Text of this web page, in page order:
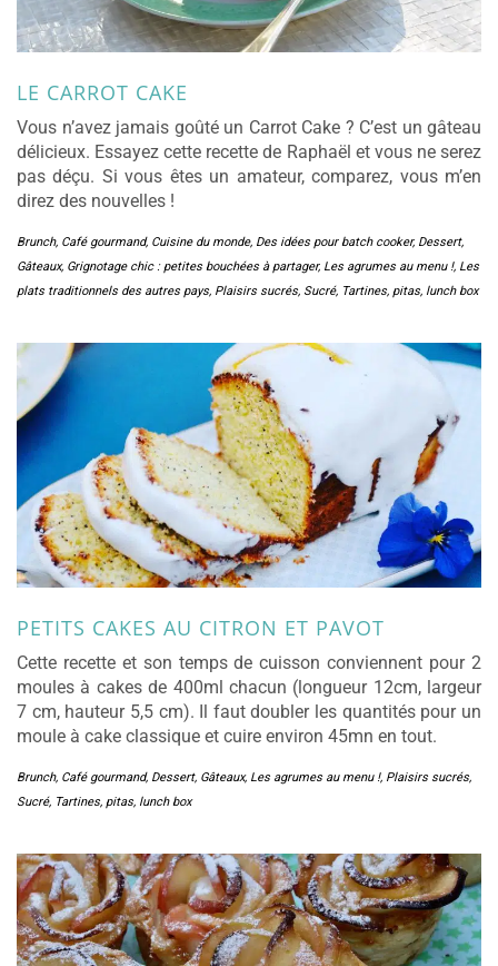
LE CARROT CAKE
Vous n’avez jamais goûté un Carrot Cake ? C’est un gâteau
délicieux. Essayez cette recette de Raphaël et vous ne serez
pas déçu. Si vous êtes un amateur, comparez, vous m’en
direz des nouvelles !
Brunch, Café gourmand, Cuisine du monde, Des idées pour batch cooker, Dessert,
Gâteaux, Grignotage chic : petites bouchées à partager, Les agrumes au menu !, Les
plats traditionnels des autres pays, Plaisirs sucrés, Sucré, Tartines, pitas, lunch box
PETITS CAKES AU CITRON ET PAVOT
Cette recette et son temps de cuisson conviennent pour 2
moules à cakes de 400ml chacun (longueur 12cm, largeur
7 cm, hauteur 5,5 cm). Il faut doubler les quantités pour un
moule à cake classique et cuire environ 45mn en tout.
Brunch, Café gourmand, Dessert, Gâteaux, Les agrumes au menu !, Plaisirs sucrés,
Sucré, Tartines, pitas, lunch box